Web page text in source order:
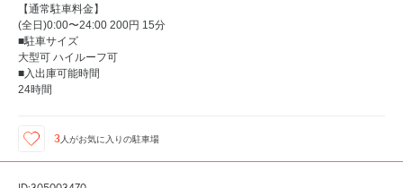
【通常駐車料金】
(全日)0:00〜24:00 200円 15分
■駐車サイズ
大型可 ハイルーフ可
■入出庫可能時間
24時間
3 人がお気に入りの駐車場